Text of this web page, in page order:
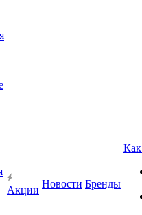
Акции
Новости Бренды